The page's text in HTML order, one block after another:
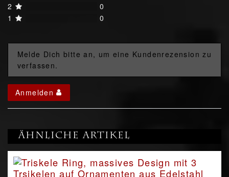
2
0
1
0
Melde Dich bitte an, um eine Kundenrezension zu
verfassen.
Anmelden
Ähnliche Artikel